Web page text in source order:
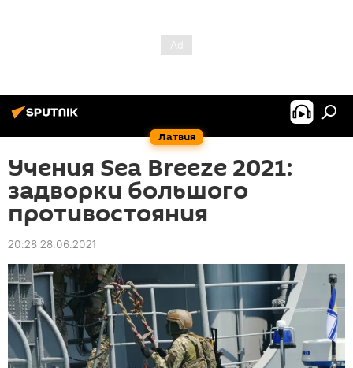
Латвия
Учения Sea Breeze 2021:
задворки большого
противостояния
20:28 28.06.2021